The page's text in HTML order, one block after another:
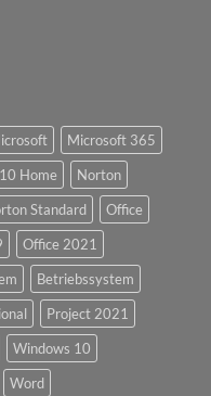
Microsoft 365
Home
Norton
Standard
Office
Office 2021
Betriebssystem
Project 2021
Windows 10
Word